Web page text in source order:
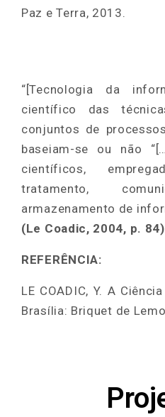
Paz e Terra, 2013.
“[Tecnologia da
científico das
conjuntos de
baseiam-se ou não
científicos,
tratamento,
armazenamento de
(Le Coadic, 2004, p. 84)
REFERÊNCIA:
LE COADIC, Y. A
Brasília: Briquet de